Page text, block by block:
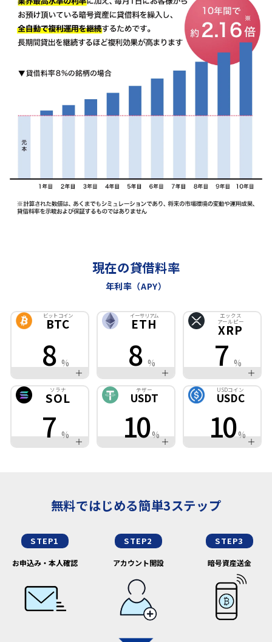
現在の貸借料率
年利率（APY）
ビットコイン
BTC
8 %
イーサリアム
ETH
8 %
エックス
アールピー
XRP
7 %
ソラナ
SOL
7%
テザー
USDT
10%
USDコイン
USDC
10%
無料ではじめる簡単3ステップ
STEP1
お申込み・本人確認
STEP2
アカウント開設
STEP3
暗号資産送金